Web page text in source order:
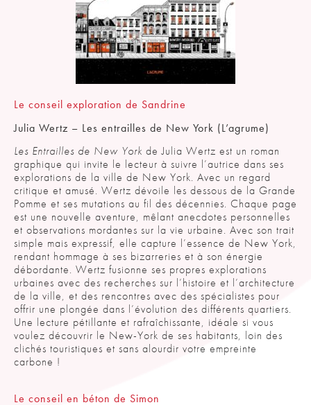
Le conseil exploration de Sandrine
Julia Wertz – Les entrailles de New York (L’agrume)
Les Entrailles de New York de Julia Wertz est un roman
graphique qui invite le lecteur à suivre l’autrice dans ses
explorations de la ville de New York. Avec un regard
critique et amusé. Wertz dévoile les dessous de la Grande
Pomme et ses mutations au fil des décennies. Chaque page
est une nouvelle aventure, mêlant anecdotes personnelles
et observations mordantes sur la vie urbaine. Avec son trait
simple mais expressif, elle capture l’essence de New York,
rendant hommage à ses bizarreries et à son énergie
débordante. Wertz fusionne ses propres explorations
urbaines avec des recherches sur l’histoire et l’architecture
de la ville, et des rencontres avec des spécialistes pour
offrir une plongée dans l’évolution des différents quartiers.
Une lecture pétillante et rafraîchissante, idéale si vous
voulez découvrir le New-York de ses habitants, loin des
clichés touristiques et sans alourdir votre empreinte
carbone !
Le conseil en béton de Simon